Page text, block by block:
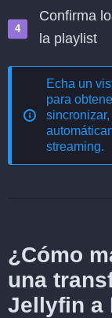
Confirma
la playlist
Echa un
para
streaming.
¿Cómo
una
Jellyfin a